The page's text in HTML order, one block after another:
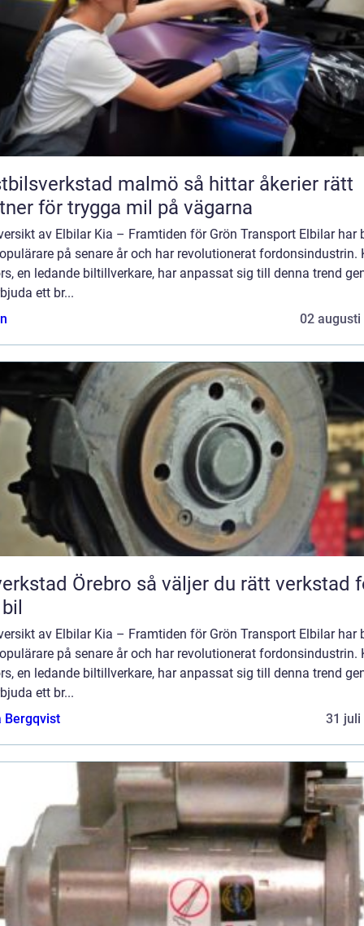
malmö så hittar åkerier rätt
för trygga mil på vägarna
av Elbilar Kia – Framtiden för Grön Transport Elbilar har
på senare år och har revolutionerat fordonsindustrin.
en ledande biltillverkare, har anpassat sig till denna trend
ett br...
02 augusti
Örebro så väljer du rätt verkstad för
av Elbilar Kia – Framtiden för Grön Transport Elbilar har
på senare år och har revolutionerat fordonsindustrin.
en ledande biltillverkare, har anpassat sig till denna trend
ett br...
Bergqvist
31 juli